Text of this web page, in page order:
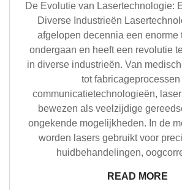
De Evolutie van Lasertechnologie:
Diverse Industrieën
afgelopen decennia een enorme
ondergaan en heeft een revolutie
in diverse industrieën. Van
tot fabricageprocessen
communicatietechnologieën,
bewezen als veelzijdige
ongekende mogelijkheden. In de
worden lasers gebruikt voor
huidbehandelingen,
READ MORE